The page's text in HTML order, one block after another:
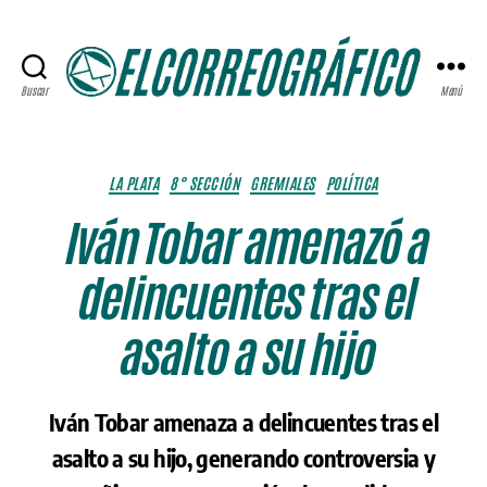
Buscar Menú
Categorías
LA PLATA 8° SECCIÓN GREMIALES POLÍTICA
Iván Tobar amenazó a
delincuentes tras el
asalto a su hijo
Iván Tobar amenaza a delincuentes tras el
asalto a su hijo, generando controversia y